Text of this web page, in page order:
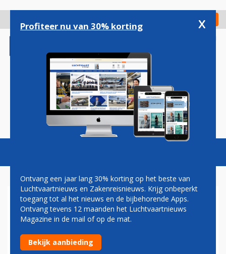
gaan
Check in
Magazine Podcasts Vacatures
T'WAY AIR
Koreaans T'Way Air wijzigt naam naar Trinity Airways
10-09-2025 - 14:40
Profiteer nu van 30% korting x
Ontvang een jaar lang 30% korting op het beste van
Luchtvaartnieuws en Zakenreisnieuws. Krijg onbeperkt
toegang tot al het nieuws en de bijbehorende Apps.
Ontvang tevens 12 maanden het Luchtvaartnieuws
Magazine in de mail of op de mat.
Bekijk aanbieding